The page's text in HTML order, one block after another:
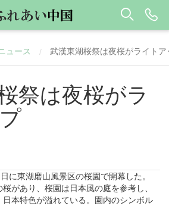
ュース / 武漢東湖桜祭は夜桜がライトア
祭は夜桜がラ
に東湖磨山風景区の桜園で開幕した。
があり、桜園は日本風の庭を参考し、
本特色が溢れている。園内のシンボル